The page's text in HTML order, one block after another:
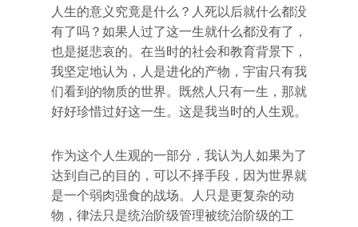
人生的意义究竟是什么？人死以后就什么都没
有了吗？如果人过了这一生就什么都没有了，
也是挺悲哀的。在当时的社会和教育背景下，
我坚定地认为，人是进化的产物，宇宙只有我
们看到的物质的世界。既然人只有一生，那就
好好珍惜过好这一生。这是我当时的人生观。
作为这个人生观的一部分，我认为人如果为了
达到自己的目的，可以不择手段，因为世界就
是一个弱肉强食的战场。人只是更复杂的动
物，律法只是统治阶级管理被统治阶级的工